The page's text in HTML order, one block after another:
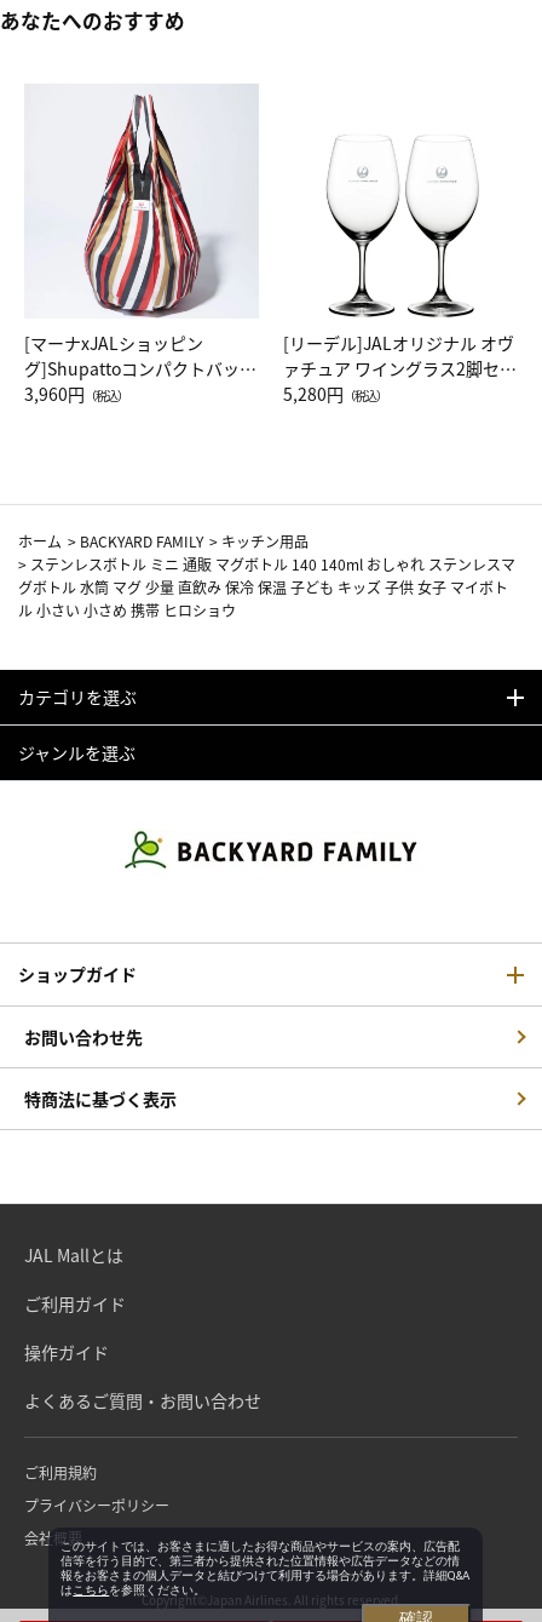
あなたへのおすすめ
[マーナxJALショッピン
グ]Shupattoコンパクトバッグ
Drop JAL客室乗務員（LC）ス
3,960円 （税込）
[リーデル]JALオリジナル オヴ
ァチュア ワイングラス2脚セッ
ト（レッドワイン）
5,280円 （税込）
ホーム > BACKYARD FAMILY > キッチン用品
> ステンレスボトル ミニ 通販 マグボトル 140 140ml おしゃれ ステンレスマ
グボトル 水筒 マグ 少量 直飲み 保冷 保温 子ども キッズ 子供 女子 マイボト
ル 小さい 小さめ 携帯 ヒロショウ
カテゴリを選ぶ
ジャンルを選ぶ
ショップガイド
お問い合わせ先
特商法に基づく表示
JAL Mallとは
ご利用ガイド
操作ガイド
よくあるご質問・お問い合わせ
ご利用規約
プライバシーポリシー
会社概要
Copyright©Japan Airlines. All rights reserved.
このサイトでは、お客さまに適したお得な商品やサービスの案内、広告配
信等を行う目的で、第三者から提供された位置情報や広告データなどの情
報をお客さまの個人データと結びつけて利用する場合があります。詳細Q&A
は こちらを参照ください。